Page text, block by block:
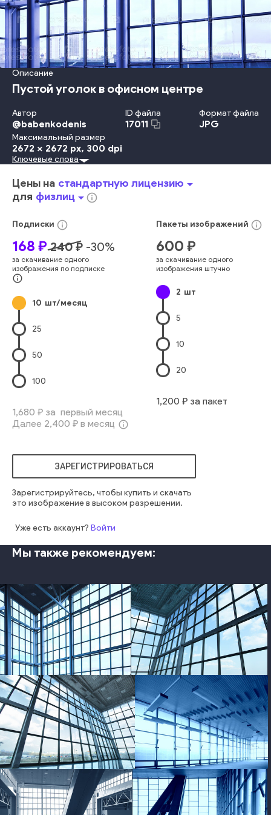
Описание
Пустой уголок в офисном центре
Автор
@babenkodenis
ID файла
17011
Формат файла
JPG
Максимальный размер
2672 x 2672 px, 300 dpi
Металл Защита Дом
Строительство Окно Зеркало Коридор
Станция
Широкий
Фоновые Изображения
Угол - Место Пересечения Предметов
Покрытие Пола Москва
Городское Место Действия
Внешний Вид Здания
Структура Здания
Строительная Отрасль Стекло
современный закрытый
этаж
перспектива
корпоративный
современный
пустой
деталь
конструкция
стеклянный
офисный отражение
здание
квадрат
металлический стекло угол прямоугольный
Ключевые слова
Цены на стандартную лицензиюarrow_drop_down
для физлицarrow_drop_downinfo_outline
Подписки info_outline
168 ₽ 240₽ -30%
за скачивание одного
изображения по подписке
info_outline
10 шт/месяц
25
50
100
1,680 ₽ за первый месяц
Далее 2,400 ₽ в месяц info_outline
Пакеты изображений info_outline
600 ₽
за скачивание одного
изображения штучно
2 шт
5
10
20
1,200 ₽ за пакет
ЗАРЕГИСТРИРОВАТЬСЯ
Зарегистрируйтесь, чтобы купить и скачать
это изображение в высоком разрешении.
Уже есть аккаунт? Войти
Мы также рекомендуем:
photo photo
photo photo